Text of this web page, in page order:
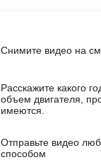
Снимите видео на
Расскажите какого
объем двигателя,
имеются.
Отправьте видео
способом